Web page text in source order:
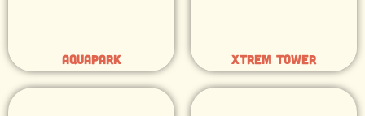
Aquapark Xtrem tower